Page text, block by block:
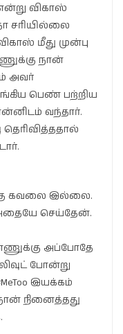
விகாஸ்
சரியில்லை
மீது முன்பு
நான்
அவர்
பெண் பற்றிய
வந்தார்.
கவலை இல்லை.
செய்தேன்.
அப்போதே
போன்று
இயக்கம்
நினைத்தது